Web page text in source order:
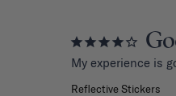
My experience is
Reflective Stickers